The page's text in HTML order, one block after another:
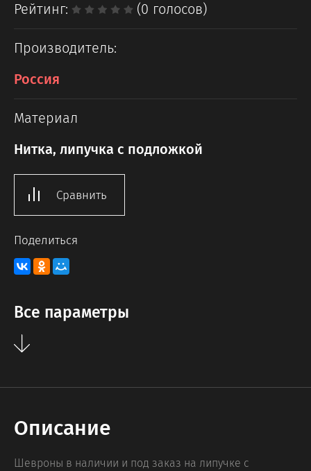
Рейтинг: (0 голосов)
Производитель:
Россия
Материал
Нитка, липучка с подложкой
Сравнить
Поделиться
Все параметры
Описание
Шевроны в наличии и под заказ на липучке с